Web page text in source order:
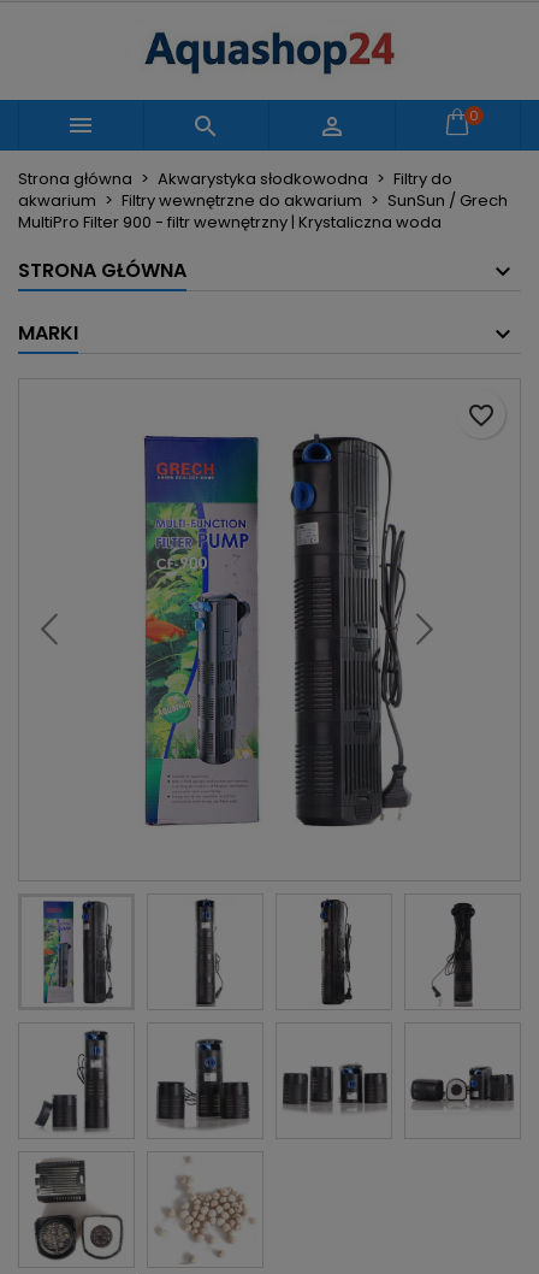
   0
Strona główna Akwarystyka słodkowodna
Filtry do
akwarium
Filtry wewnętrzne do akwarium
SunSun / Grech
MultiPro Filter 900 - filtr wewnętrzny | Krystaliczna woda
STRONA GŁÓWNA
MARKI
favorite_border
Moje listy życzeń
add_circle_outline Utwórz nową listę
Utwórz listę życzeń
Nazwa listy życzeń
Anuluj
Zaloguj się
Musisz być zalogowany by zapisać produkty na
swojej liście życzeń.
Anuluj Zaloguj się